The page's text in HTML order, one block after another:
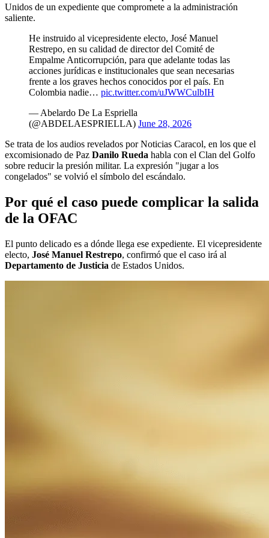
Unidos de un expediente que compromete a la administración
saliente.
He instruido al vicepresidente electo, José Manuel
Restrepo, en su calidad de director del Comité de
Empalme Anticorrupción, para que adelante todas las
acciones jurídicas e institucionales que sean necesarias
frente a los graves hechos conocidos por el país. En
Colombia nadie… pic.twitter.com/uJWWCulbIH
— Abelardo De La Espriella
(@ABDELAESPRIELLA) June 28, 2026
Se trata de los audios revelados por Noticias Caracol, en los que el
excomisionado de Paz Danilo Rueda habla con el Clan del Golfo
sobre reducir la presión militar. La expresión "jugar a los
congelados" se volvió el símbolo del escándalo.
Por qué el caso puede complicar la salida
de la OFAC
El punto delicado es a dónde llega ese expediente. El vicepresidente
electo, José Manuel Restrepo, confirmó que el caso irá al
Departamento de Justicia de Estados Unidos.